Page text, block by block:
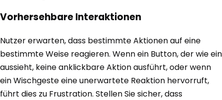
Vorhersehbare Interaktionen
Nutzer erwarten, dass bestimmte Aktionen auf eine
bestimmte Weise reagieren. Wenn ein Button, der wie ein
aussieht, keine anklickbare Aktion ausführt, oder wenn
ein Wischgeste eine unerwartete Reaktion hervorruft,
führt dies zu Frustration. Stellen Sie sicher, dass